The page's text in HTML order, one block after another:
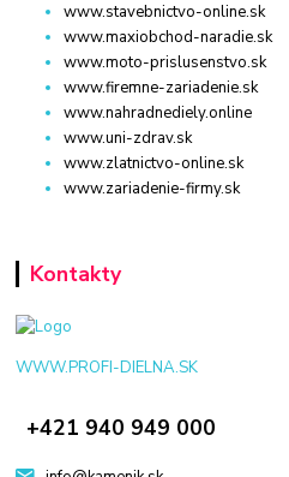
www.stavebnictvo-online.sk
www.maxiobchod-naradie.sk
www.moto-prislusenstvo.sk
www.firemne-zariadenie.sk
www.nahradnediely.online
www.uni-zdrav.sk
www.zlatnictvo-online.sk
www.zariadenie-firmy.sk
Kontakty
WWW.PROFI-DIELNA.SK
+421 940 949 000